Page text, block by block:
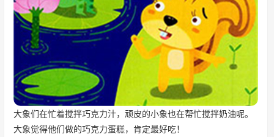
大象们在忙着搅拌巧克力汁，顽皮的小象也在帮忙搅拌奶油呢。
大象觉得他们做的巧克力蛋糕，肯定最好吃！